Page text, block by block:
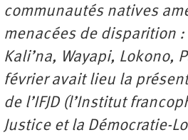
communautés natives
menacées de disparition :
Kali’na, Wayapi, Lokono,
février avait lieu la
de l’IFJD (l’Institut
Justice et la Démocratie-